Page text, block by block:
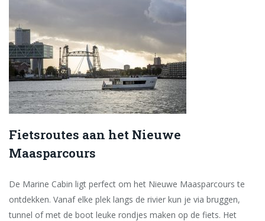
Fietsroutes aan het Nieuwe
Maasparcours
De Marine Cabin ligt perfect om het Nieuwe Maasparcours te
ontdekken. Vanaf elke plek langs de rivier kun je via bruggen,
tunnel of met de boot leuke rondjes maken op de fiets. Het